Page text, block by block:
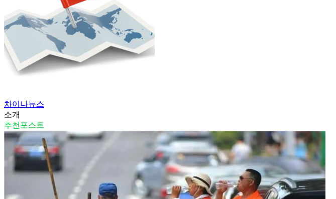
차이나뉴스
소개
추천포스트